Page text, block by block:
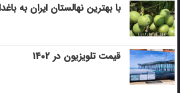
با بهترین نهالستان ایران به
قیمت تلویزیون در ۱۴۰۲